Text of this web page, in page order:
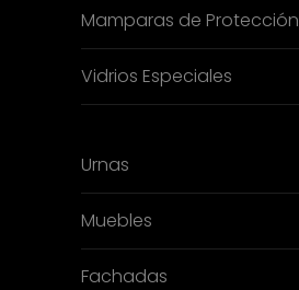
Mamparas de Protección
Vidrios Especiales
Urnas
Muebles
Fachadas